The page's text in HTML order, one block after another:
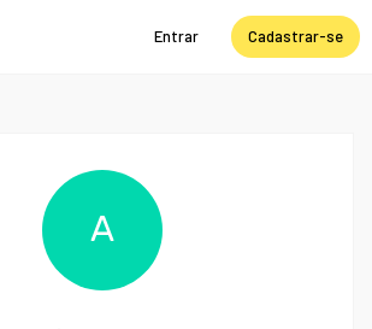
Entrar Cadastrar-se
A